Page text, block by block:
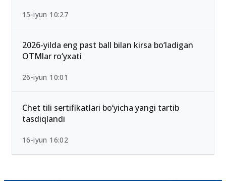
15-iyun 10:27
2026-yilda eng past ball bilan kirsa bo‘ladigan
OTMlar ro‘yxati
26-iyun 10:01
Chet tili sertifikatlari bo‘yicha yangi tartib
tasdiqlandi
16-iyun 16:02